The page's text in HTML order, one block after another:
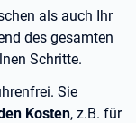
als auch Ihr
des gesamten
Schritte.
Sie
Kosten, z.B. für